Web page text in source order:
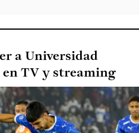
a Universidad
en TV y streaming